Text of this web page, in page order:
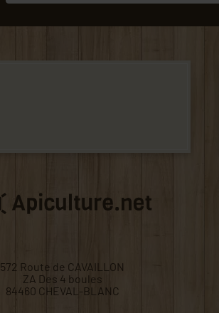
572 Route de CAVAILLON
ZA Des 4 boules
84460 CHEVAL-BLANC